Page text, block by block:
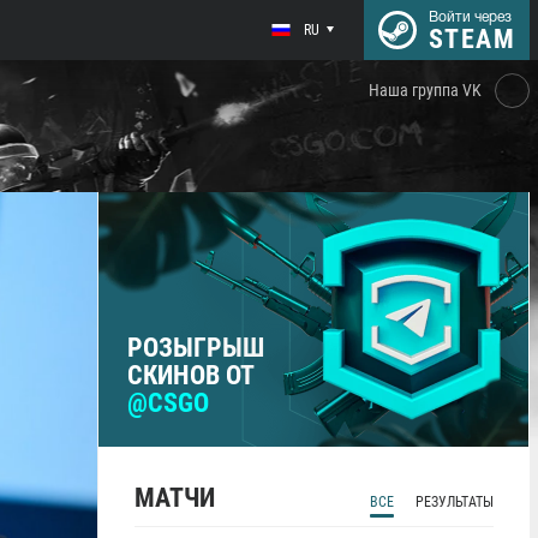
RU
Войти через
STEAM
Наша группа VK
РОЗЫГРЫШ
СКИНОВ ОТ
@CSGO
МАТЧИ ВСЕ РЕЗУЛЬТАТЫ